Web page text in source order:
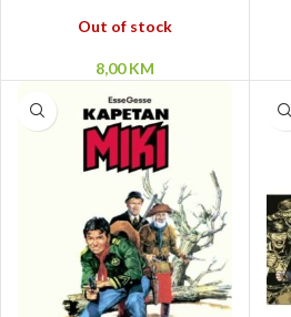
Out of stock
8,00KM